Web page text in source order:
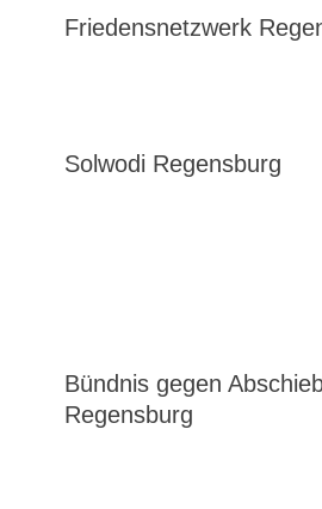
Friedensnetzwerk
Solwodi Regensburg
Bündnis gegen
Regensburg